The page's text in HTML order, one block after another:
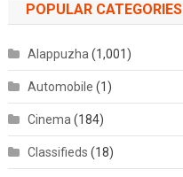
POPULAR CATEGORIES
Alappuzha(1,001)
Automobile (1)
Cinema(184)
Classifieds (18)